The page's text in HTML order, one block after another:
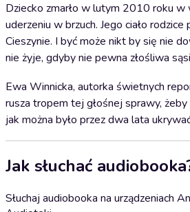
Dziecko zmarło w lutym 2010 roku w
uderzeniu w brzuch. Jego ciało
Cieszynie. I być może nikt by się nie
nie żyje, gdyby nie pewna złośliwa
Ewa Winnicka, autorka świetnych
rusza tropem tej głośnej sprawy,
jak można było przez dwa lata
Jak słuchać
Słuchaj audiobooka na urządzeniach